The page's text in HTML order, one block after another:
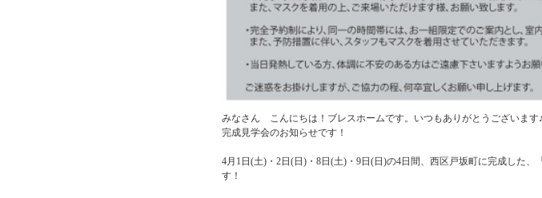
みなさん こんにちは！ブレスホームです。いつもありがとうございます♪
完成見学会のお知らせです！
4月1日(土)・2日(日)・8日(土)・9日(日)の4日間、西区戸坂町に完成した
す！